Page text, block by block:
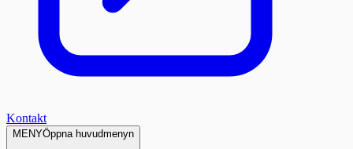
Kontakt
MENYÖppna huvudmenyn